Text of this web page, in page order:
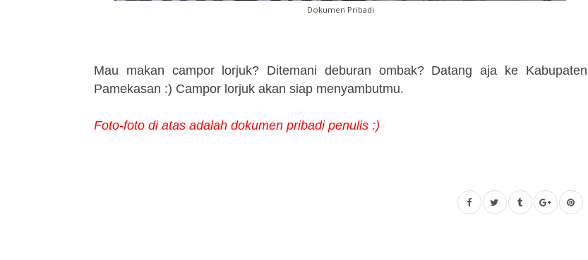
Dokumen Pribadi
Mau makan campor lorjuk? Ditemani deburan ombak? Datang aja ke Kabupaten
Pamekasan :) Campor lorjuk akan siap menyambutmu.
Foto-foto di atas adalah dokumen pribadi penulis :)